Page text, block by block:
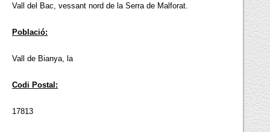
Vall del Bac, vessant nord de la Serra de Malforat.
Població:
Vall de Bianya, la
Codi Postal:
17813